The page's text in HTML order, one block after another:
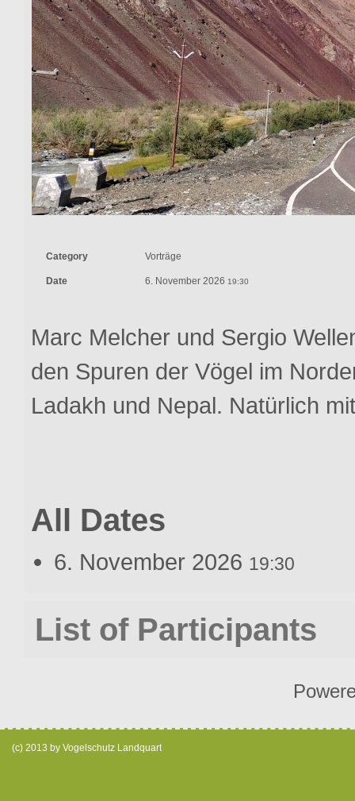
Category Vorträge
Date 6. November 2026 19:30
Marc Melcher und Sergio
den Spuren der Vögel im
Ladakh und Nepal. Natürlich
All Dates
6. November 2026 19:30
List of Participants
(c) 2013 by Vogelschutz Landquart